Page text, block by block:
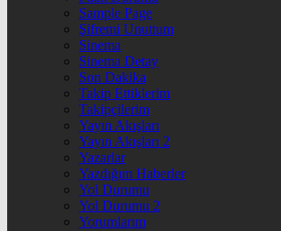
Sample Page
Şifremi Unuttum
Sinema
Sinema Detay
Son Dakika
Takip Ettiklerim
Takipçilerim
Yayın Akışları
Yayın Akışları 2
Yazarlar
Yazdığım Haberler
Yol Durumu
Yol Durumu 2
Yorumlarım